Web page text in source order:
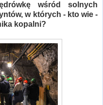
wśród solnych
w których - kto wie -
kopalni?